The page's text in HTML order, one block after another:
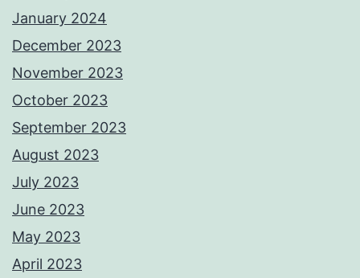
January 2024
December 2023
November 2023
October 2023
September 2023
August 2023
July 2023
June 2023
May 2023
April 2023